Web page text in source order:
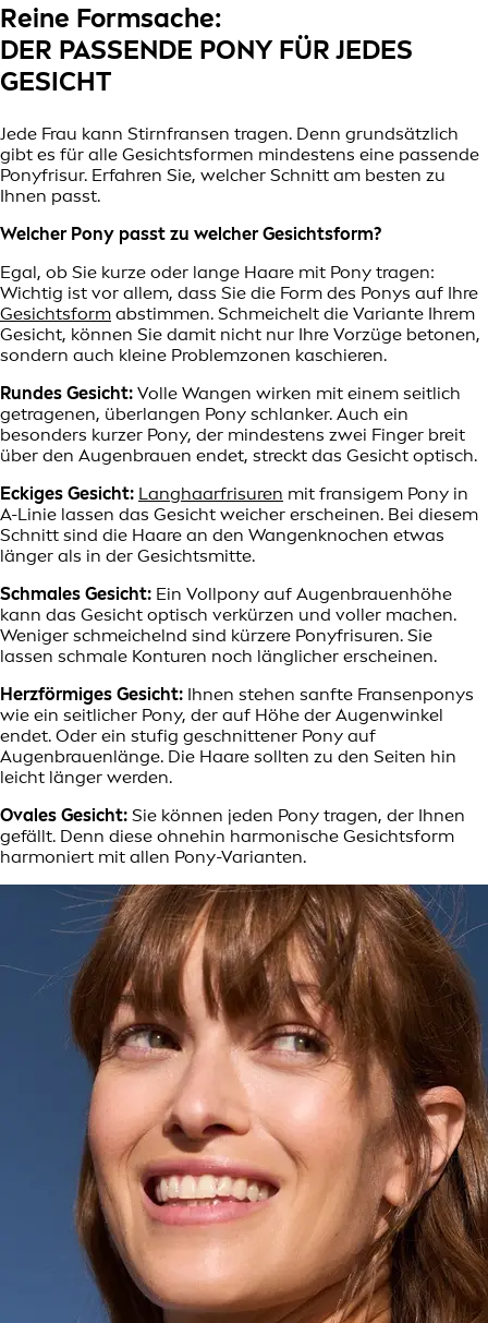
Reine Formsache:
DER PASSENDE PONY FÜR JEDES
GESICHT
Jede Frau kann Stirnfransen tragen. Denn grundsätzlich
gibt es für alle Gesichtsformen mindestens eine passende
Ponyfrisur. Erfahren Sie, welcher Schnitt am besten zu
Ihnen passt.
Welcher Pony passt zu welcher Gesichtsform?
Egal, ob Sie kurze oder lange Haare mit Pony tragen:
Wichtig ist vor allem, dass Sie die Form des Ponys auf Ihre
Gesichtsform abstimmen. Schmeichelt die Variante Ihrem
Gesicht, können Sie damit nicht nur Ihre Vorzüge betonen,
sondern auch kleine Problemzonen kaschieren.
Rundes Gesicht: Volle Wangen wirken mit einem seitlich
getragenen, überlangen Pony schlanker. Auch ein
besonders kurzer Pony, der mindestens zwei Finger breit
über den Augenbrauen endet, streckt das Gesicht optisch.
Eckiges Gesicht: Langhaarfrisuren mit fransigem Pony in
A-Linie lassen das Gesicht weicher erscheinen. Bei diesem
Schnitt sind die Haare an den Wangenknochen etwas
länger als in der Gesichtsmitte.
Schmales Gesicht: Ein Vollpony auf Augenbrauenhöhe
kann das Gesicht optisch verkürzen und voller machen.
Weniger schmeichelnd sind kürzere Ponyfrisuren. Sie
lassen schmale Konturen noch länglicher erscheinen.
Herzförmiges Gesicht: Ihnen stehen sanfte Fransenponys
wie ein seitlicher Pony, der auf Höhe der Augenwinkel
endet. Oder ein stufig geschnittener Pony auf
Augenbrauenlänge. Die Haare sollten zu den Seiten hin
leicht länger werden.
Ovales Gesicht: Sie können jeden Pony tragen, der Ihnen
gefällt. Denn diese ohnehin harmonische Gesichtsform
harmoniert mit allen Pony-Varianten.